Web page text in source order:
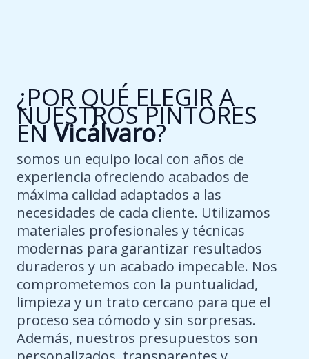
¿POR QUÉ ELEGIR A
NUESTROS PINTORES
ENVicálvaro?
somos un equipo local con años de
experiencia ofreciendo acabados de
máxima calidad adaptados a las
necesidades de cada cliente. Utilizamos
materiales profesionales y técnicas
modernas para garantizar resultados
duraderos y un acabado impecable. Nos
comprometemos con la puntualidad,
limpieza y un trato cercano para que el
proceso sea cómodo y sin sorpresas.
Además, nuestros presupuestos son